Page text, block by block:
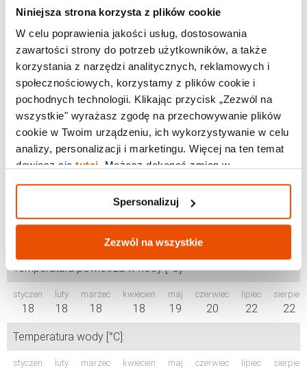
Niniejsza strona korzysta z plików cookie
W celu poprawienia jakości usług, dostosowania
zawartości strony do potrzeb użytkowników, a także
korzystania z narzędzi analitycznych, reklamowych i
społecznościowych, korzystamy z plików cookie i
pochodnych technologii. Klikając przycisk „Zezwól na
wszystkie" wyrażasz zgodę na przechowywanie plików
cookie w Twoim urządzeniu, ich wykorzystywanie w celu
analizy, personalizacji i marketingu. Więcej na ten temat
dowiesz się tutaj . Możesz dokonać zmian w
Spersonalizuj.
Spersonalizuj
Zezwól na wszystkie
Pogoda w El Medano w październiku
Pogoda w El Medano w listopadzie
Pogoda w El Medano w grudniu
Średnie temperatury - El Medano
Temperatura powietrza w dzień [°C]:
styczen luty marzec kwiecien
26
maj
26
czerwiec lipiec sierpień
Temperatura powietrza w nocy [°C]:
styczen
18
luty
18
marzec
18
kwiecien
18
maj
19
czerwiec
20
lipiec
22
sierpień
22
Temperatura wody [°C]:
styczen luty marzec kwiecien maj czerwiec lipiec sierpień